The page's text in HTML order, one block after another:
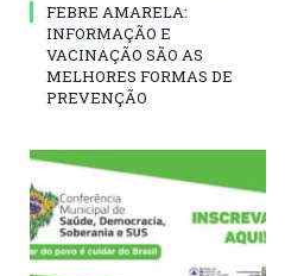
FEBRE AMARELA:
INFORMAÇÃO E
VACINAÇÃO SÃO AS
MELHORES FORMAS DE
PREVENÇÃO